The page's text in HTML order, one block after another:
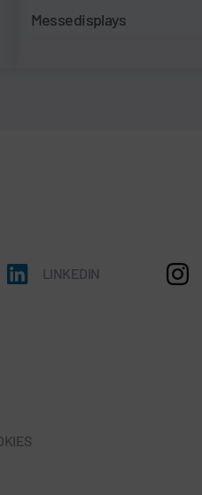
Messedisplays
LINKEDIN